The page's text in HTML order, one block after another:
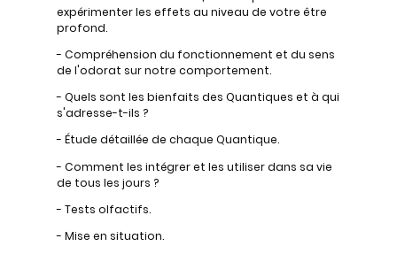
expérimenter les effets au niveau de votre être
profond.
- Compréhension du fonctionnement et du sens
de l'odorat sur notre comportement.
- Quels sont les bienfaits des Quantiques et à qui
s'adresse-t-ils ?
- Étude détaillée de chaque Quantique.
- Comment les intégrer et les utiliser dans sa vie
de tous les jours ?
- Tests olfactifs.
- Mise en situation.